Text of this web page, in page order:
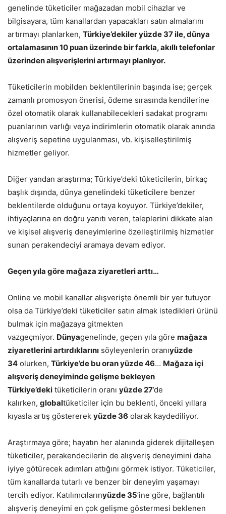
genelinde tüketiciler mağazadan mobil cihazlar ve
bilgisayara, tüm kanallardan yapacakları satın almalarını
artırmayı planlarken, Türkiye’dekiler yüzde 37 ile, dünya
ortalamasının 10 puan üzerinde bir farkla, akıllı telefonlar
üzerinden alışverişlerini artırmayı planlıyor.
Tüketicilerin mobilden beklentilerinin başında ise; gerçek
zamanlı promosyon önerisi, ödeme sırasında kendilerine
özel otomatik olarak kullanabilecekleri sadakat programı
puanlarının varlığı veya indirimlerin otomatik olarak anında
alışveriş sepetine uygulanması, vb. kişiselleştirilmiş
hizmetler geliyor.
Diğer yandan araştırma; Türkiye’deki tüketicilerin, birkaç
başlık dışında, dünya genelindeki tüketicilere benzer
beklentilerde olduğunu ortaya koyuyor. Türkiye’dekiler,
ihtiyaçlarına en doğru yanıtı veren, taleplerini dikkate alan
ve kişisel alışveriş deneyimlerine özelleştirilmiş hizmetler
sunan perakendeciyi aramaya devam ediyor.
Geçen yıla göre mağaza ziyaretleri arttı…
Online ve mobil kanallar alışverişte önemli bir yer tutuyor
olsa da Türkiye’deki tüketiciler satın almak istedikleri ürünü
bulmak için mağazaya gitmekten
vazgeçmiyor. Dünyagenelinde, geçen yıla göre mağaza
ziyaretlerini artırdıklarını söyleyenlerin oranıyüzde
34 olurken, Türkiye’de bu oran yüzde 46… Mağaza içi
alışveriş deneyiminde gelişme bekleyen
Türkiye’deki tüketicilerin oranı yüzde 27’de
kalırken, globaltüketiciler için bu beklenti, önceki yıllara
kıyasla artış göstererek yüzde 36 olarak kaydediliyor.
Araştırmaya göre; hayatın her alanında giderek dijitalleşen
tüketiciler, perakendecilerin de alışveriş deneyimini daha
iyiye götürecek adımları attığını görmek istiyor. Tüketiciler,
tüm kanallarda tutarlı ve benzer bir deneyim yaşamayı
tercih ediyor. Katılımcılarınyüzde 35’ine göre, bağlantılı
alışveriş deneyimi en çok gelişme göstermesi beklenen